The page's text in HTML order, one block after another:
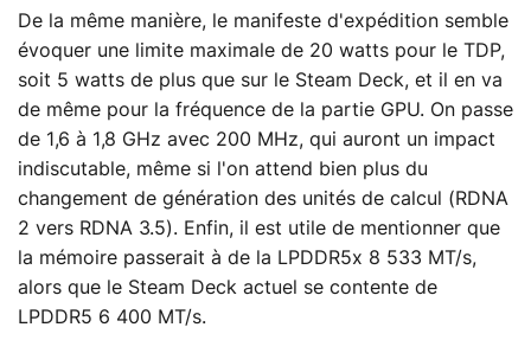
De la même manière, le manifeste d'expédition semble
évoquer une limite maximale de 20 watts pour le TDP,
soit 5 watts de plus que sur le Steam Deck, et il en va
de même pour la fréquence de la partie GPU. On passe
de 1,6 à 1,8 GHz avec 200 MHz, qui auront un impact
indiscutable, même si l'on attend bien plus du
changement de génération des unités de calcul (RDNA
2 vers RDNA 3.5). Enfin, il est utile de mentionner que
la mémoire passerait à de la LPDDR5x 8 533 MT/s,
alors que le Steam Deck actuel se contente de
LPDDR5 6 400 MT/s.